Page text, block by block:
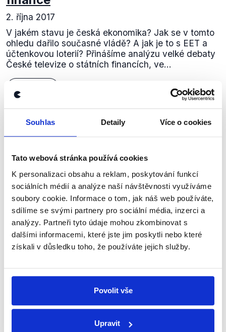
Souhlas Detaily Více o cookies
Tato webová stránka používá cookies
K personalizaci obsahu a reklam, poskytování funkcí
sociálních médií a analýze naší návštěvnosti využíváme
soubory cookie. Informace o tom, jak náš web používáte,
sdílíme se svými partnery pro sociální média, inzerci a
analýzy. Partneři tyto údaje mohou zkombinovat s
dalšími informacemi, které jste jim poskytli nebo které
získali v důsledku toho, že používáte jejich služby.
Povolit vše
Upravit
2. října 2017
V jakém stavu je česká ekonomika? Jak se v tomto
ohledu dařilo současné vládě? A jak je to s EET a
účtenkovou loterií? Přinášíme analýzu velké debaty
České televize o státních financích, ve...
Zůstaňme v kontaktu
Přihlaste se k odběru našeho
newsletteru nebo whatsappového
kanálu, kde pravidelně přinášíme
shrnutí nejzajímavějších článků a analýz.
Začněte nás odebírat, a mějte tak
přehled o tom, jaké dezinformace a
nepravdy se zrovna v Česku šíří.
Newsletter WhatsApp